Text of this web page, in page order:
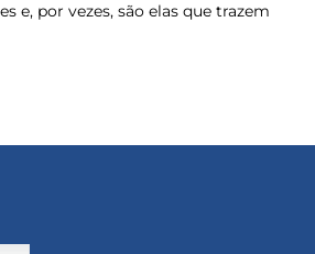
e, por vezes, são elas que trazem